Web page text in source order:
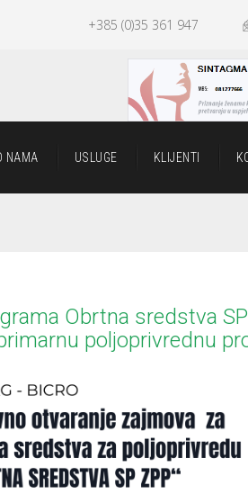
+385 (0)35 361 947
NAMA USLUGE KLIJENTI
Obrtna sredstva
poljoprivrednu